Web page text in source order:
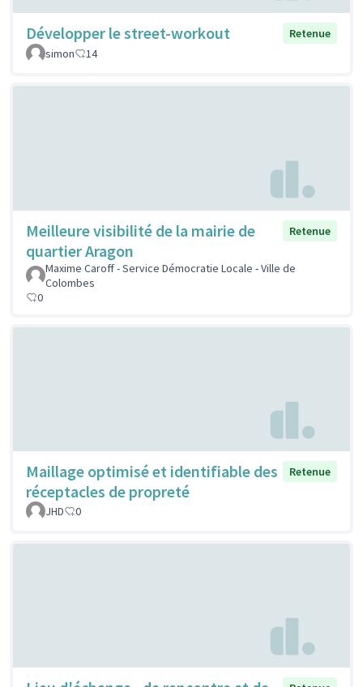
Développer le street-workout
Retenue
simon
14
Meilleure visibilité de la mairie de
quartier Aragon
Retenue
Maxime Caroff - Service Démocratie Locale - Ville de
Colombes
0
Maillage optimisé et identifiable des
réceptacles de propreté
Retenue
JHD 0